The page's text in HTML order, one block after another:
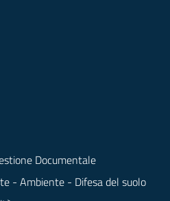
Documentale
- Ambiente - Difesa del suolo